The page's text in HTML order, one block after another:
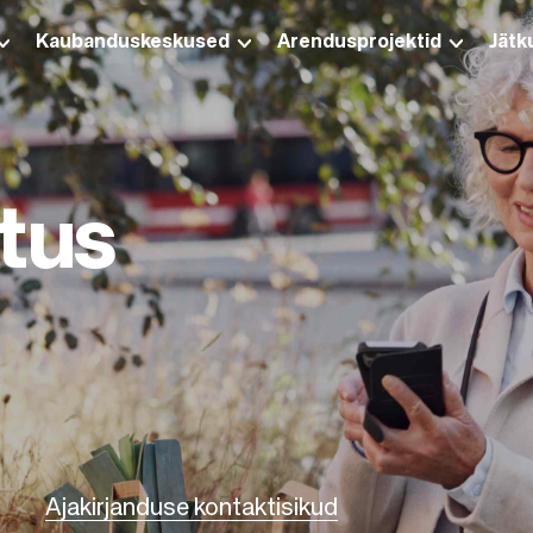
Kaubanduskeskused Arendusprojektid
Ajakirjanduse kontaktisikud